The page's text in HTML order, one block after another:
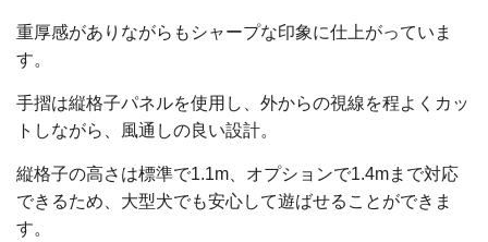
重厚感がありながらもシャープな印象に仕上がっていま
す。
手摺は縦格子パネルを使用し、外からの視線を程よくカッ
トしながら、風通しの良い設計。
縦格子の高さは標準で1.1m、オプションで1.4mまで対応
できるため、大型犬でも安心して遊ばせることができま
す。